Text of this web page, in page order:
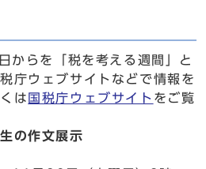
からを「税を考える週間」と
庁ウェブサイトなどで情報を
は 国税庁ウェブサイト をご覧
の作文展示